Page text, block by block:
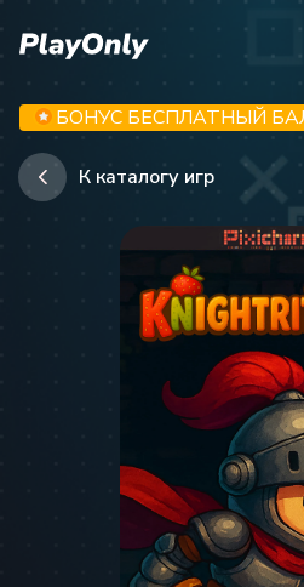
БОНУС БЕСПЛАТНЫЙ
К каталогу игр